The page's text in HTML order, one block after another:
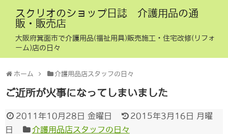
スクリオのショップ日誌 介護用品の通
販・販売店
大阪府箕面市で介護用品(福祉用具)販売施工・住宅改修(リフォ
ーム)店の日々
ホーム 介護用品店スタッフの日々
ご近所が火事になってしまいました
2011年10月28日 金曜日
2015年3月16日 月曜
日
介護用品店スタッフの日々